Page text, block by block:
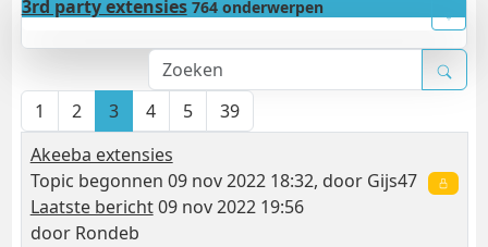
3rd party extensies 764 onderwerpen
1 2 3 4 5
39
Akeeba extensies
Topic begonnen 09 nov 2022 18:32, door Gijs47
Laatste bericht09 nov 2022 19:56
door Rondeb